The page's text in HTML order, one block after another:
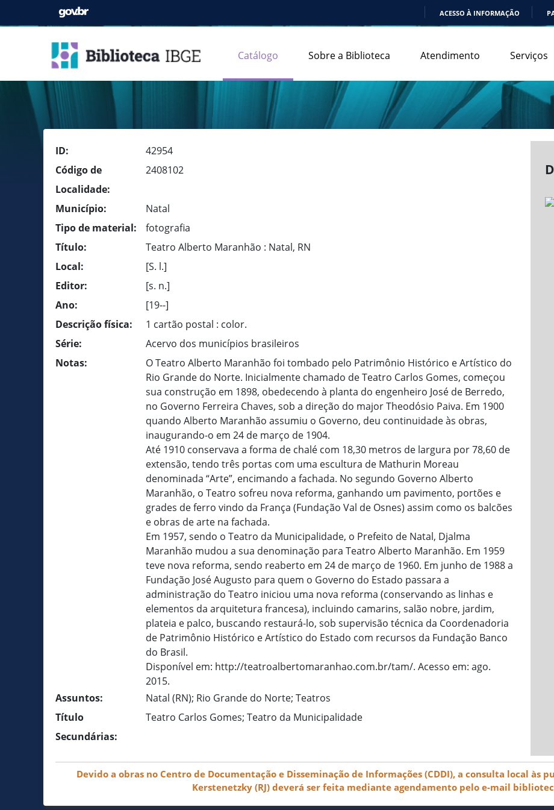
ACESSO À INFORMAÇÃO
Catálogo Sobre a Biblioteca Atendimento Serviços
ID:
42954
Código de
Localidade:
2408102
Município:
Natal
Tipo de material:
fotografia
Título:
Teatro Alberto Maranhão : Natal, RN
Local:
[S. l.]
Editor:
[s. n.]
Ano:
[19--]
Descrição física:
1 cartão postal : color.
Série:
Acervo dos municípios brasileiros
Notas:
O Teatro Alberto Maranhão foi tombado pelo Patrimônio Histórico e Artístico do
Rio Grande do Norte. Inicialmente chamado de Teatro Carlos Gomes, começou
sua construção em 1898, obedecendo à planta do engenheiro José de Berredo,
no Governo Ferreira Chaves, sob a direção do major Theodósio Paiva. Em 1900
quando Alberto Maranhão assumiu o Governo, deu continuidade às obras,
inaugurando-o em 24 de março de 1904.
Até 1910 conservava a forma de chalé com 18,30 metros de largura por 78,60 de
extensão, tendo três portas com uma escultura de Mathurin Moreau
denominada “Arte”, encimando a fachada. No segundo Governo Alberto
Maranhão, o Teatro sofreu nova reforma, ganhando um pavimento, portões e
grades de ferro vindo da França (Fundação Val de Osnes) assim como os balcões
e obras de arte na fachada.
Em 1957, sendo o Teatro da Municipalidade, o Prefeito de Natal, Djalma
Maranhão mudou a sua denominação para Teatro Alberto Maranhão. Em 1959
teve nova reforma, sendo reaberto em 24 de março de 1960. Em junho de 1988 a
Fundação José Augusto para quem o Governo do Estado passara a
administração do Teatro iniciou uma nova reforma (conservando as linhas e
elementos da arquitetura francesa), incluindo camarins, salão nobre, jardim,
plateia e palco, buscando restaurá-lo, sob supervisão técnica da Coordenadoria
de Patrimônio Histórico e Artístico do Estado com recursos da Fundação Banco
do Brasil.
Disponível em: http://teatroalbertomaranhao.com.br/tam/. Acesso em: ago.
2015.
Assuntos:
Natal (RN); Rio Grande do Norte; Teatros
Título
Secundárias:
Teatro Carlos Gomes; Teatro da Municipalidade
Devido a obras no Centro de Documentação e Disseminação de Informações (CDDI), a consulta local às
Kerstenetzky (RJ) deverá ser feita mediante agendamento pelo e-mail